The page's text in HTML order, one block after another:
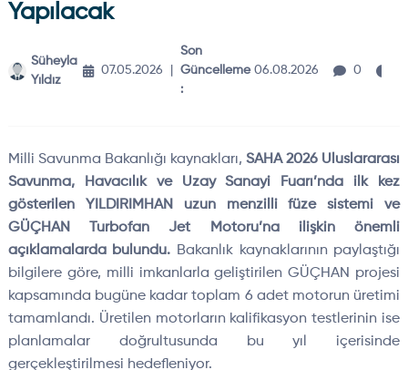
Yapılacak
Süheyla
Yıldız
07.05.2026
Son
Güncelleme
:
06.08.2026 0
Milli Savunma Bakanlığı kaynakları, SAHA 2026 Uluslararası
Savunma, Havacılık ve Uzay Sanayi Fuarı’nda ilk kez
gösterilen YILDIRIMHAN uzun menzilli füze sistemi ve
GÜÇHAN Turbofan Jet Motoru’na ilişkin önemli
açıklamalarda bulundu. Bakanlık kaynaklarının paylaştığı
bilgilere göre, milli imkanlarla geliştirilen GÜÇHAN projesi
kapsamında bugüne kadar toplam 6 adet motorun üretimi
tamamlandı. Üretilen motorların kalifikasyon testlerinin ise
planlamalar doğrultusunda bu yıl içerisinde
gerçekleştirilmesi hedefleniyor.